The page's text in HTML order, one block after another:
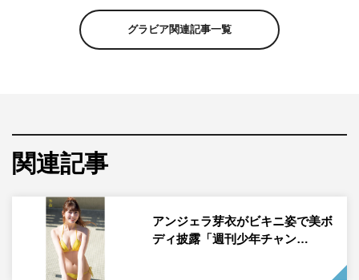
回の起用につながったという。
グラビア関連記事一覧
関連記事
アンジェラ芽衣がビキニ姿で美ボ
ディ披露「週刊少年チャン…